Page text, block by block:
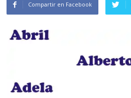
Compartir en Facebook